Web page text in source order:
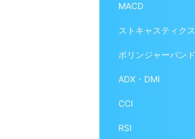
MACD
ストキャスティクス
ボリンジャーバンド
ADX・DMI
CCI
RSI